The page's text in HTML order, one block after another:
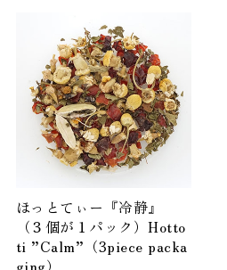
ほっとてぃー『冷静』
（３個が１パック）Hotto
ti ”Calm”（3piece packa